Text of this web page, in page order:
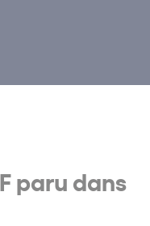
paru dans